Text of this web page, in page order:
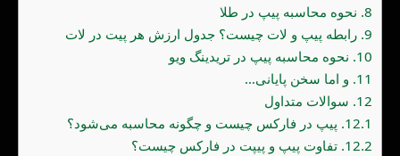
8. نحوه محاسبه پیپ در طلا
9. رابطه پیپ و لات چیست؟ جدول ارزش هر پیت در لات
10. نحوه محاسبه پیپ در تریدینگ ویو
11. و اما سخن پایانی…
12. سوالات متداول
12.1. پیپ در فارکس چیست و چگونه محاسبه می‌شود؟
12.2. تفاوت پیپ و پیپت در فارکس چیست؟